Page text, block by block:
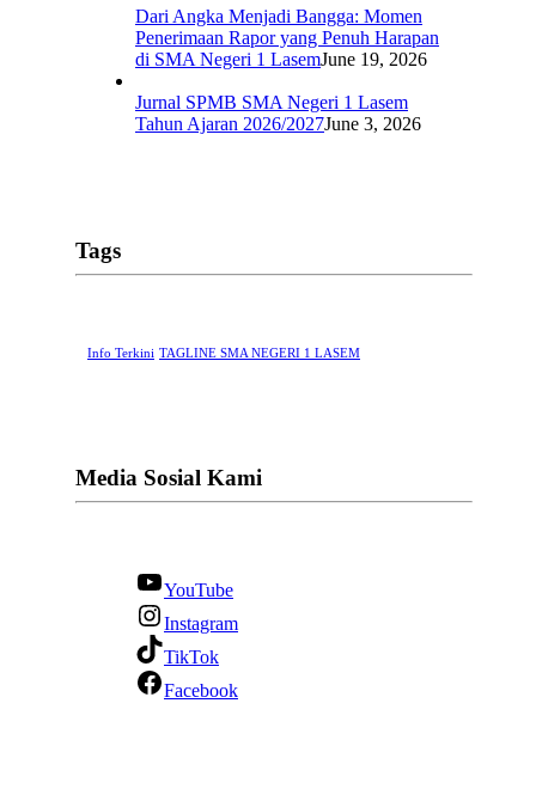
Dari Angka Menjadi Bangga: Momen
Penerimaan Rapor yang Penuh Harapan
di SMA Negeri 1 LasemJune 19, 2026
Jurnal SPMB SMA Negeri 1 Lasem
Tahun Ajaran 2026/2027June 3, 2026
Tags
Info Terkini TAGLINE SMA NEGERI 1 LASEM
Media Sosial Kami
YouTube
Instagram
TikTok
Facebook